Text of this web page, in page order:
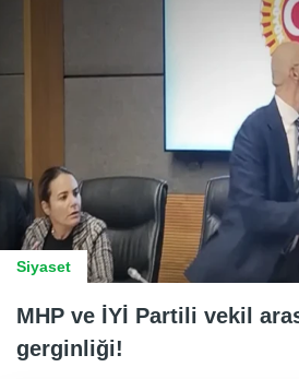
Siyaset
MHP ve İYİ Partili vekil
gerginliği!